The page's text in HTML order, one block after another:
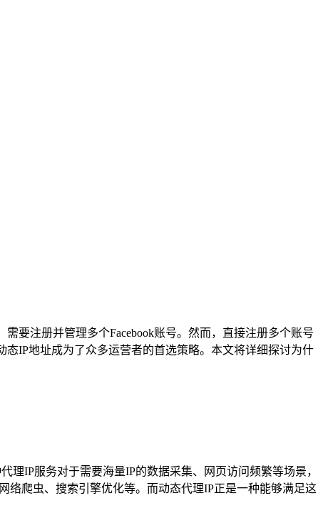
要注册并管理多个Facebook账号。然而，直接注册多个账号
IP地址成为了众多运营者的首选策略。本文将详细探讨为什
IP服务对于需要海量IP的数据采集、网页访问频繁等场景，
络爬虫、搜索引擎优化等。而动态代理IP正是一种能够满足这